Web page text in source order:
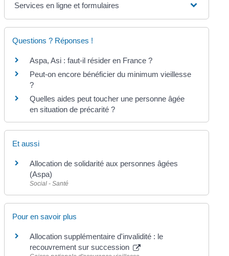
Services en ligne et formulaires
Questions ? Réponses !
Aspa, Asi : faut-il résider en France ?
Peut-on encore bénéficier du minimum vieillesse
?
Quelles aides peut toucher une personne âgée
en situation de précarité ?
Et aussi
Allocation de solidarité aux personnes âgées
(Aspa)
Social - Santé
Pour en savoir plus
Allocation supplémentaire d'invalidité : le
recouvrement sur succession